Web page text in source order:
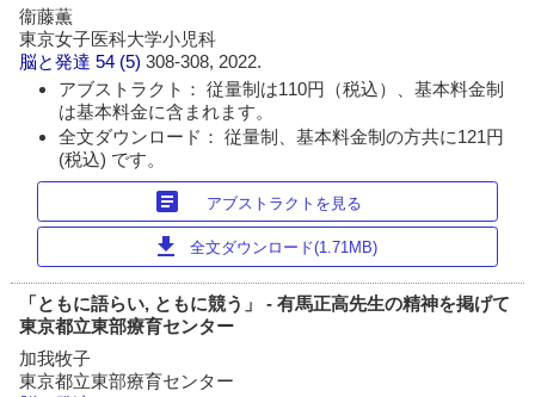
衞藤薫
東京女子医科大学小児科
脳と発達 54 (5)308-308, 2022.
アブストラクト： 従量制は110円（税込）、基本料金制
は基本料金に含まれます。
全文ダウンロード： 従量制、基本料金制の方共に121円
(税込) です。
article アブストラクトを見る
download 全文ダウンロード(1.71MB)
「ともに語らい, ともに競う」 - 有馬正高先生の精神を掲げて
東京都立東部療育センター
加我牧子
東京都立東部療育センター